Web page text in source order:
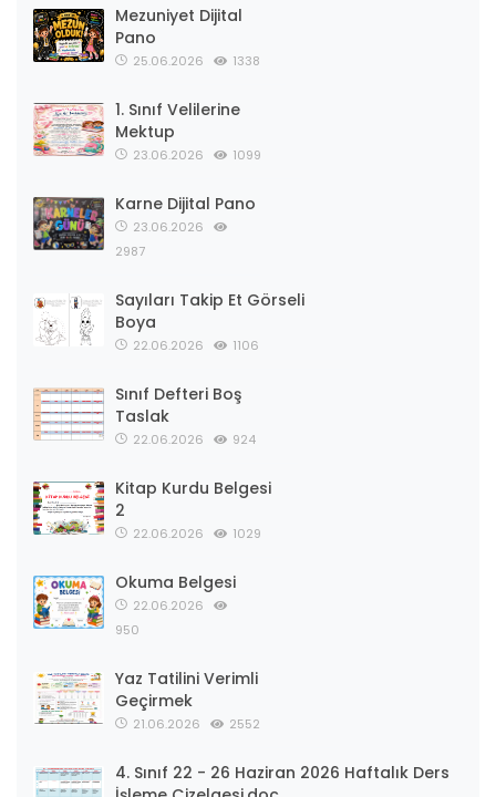
Mezuniyet Dijital
Pano
25.06.2026 1338
1. Sınıf Velilerine
Mektup
23.06.2026 1099
Karne Dijital Pano
23.06.2026
2987
Sayıları Takip Et Görseli
Boya
22.06.2026 1106
Sınıf Defteri Boş
Taslak
22.06.2026 924
Kitap Kurdu Belgesi
2
22.06.2026 1029
Okuma Belgesi
22.06.2026
950
Yaz Tatilini Verimli
Geçirmek
21.06.2026 2552
4. Sınıf 22 - 26 Haziran 2026 Haftalık Ders